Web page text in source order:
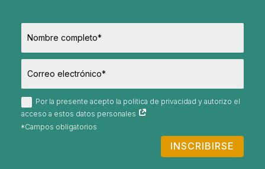
Por la presente acepto la política de privacidad y autorizo el
acceso a estos datos personales
INSCRIBIRSE